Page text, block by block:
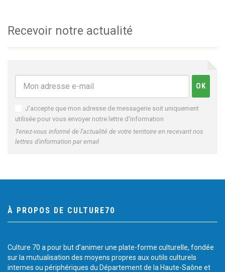
Recevoir notre actualité
J'accepte que mon adresse de messagerie soit uniquement
utilisée pour vous envoyer notre lettre d'information
Tenez-vous informé de l'actualité de votre territoire en recevant nos
lettres d'information par email
À PROPOS DE CULTURE70
Culture 70 a pour but d’animer une plate-forme culturelle, fondée
sur la mutualisation des moyens propres aux outils culturels
internes ou périphériques du Département de la Haute-Saône et